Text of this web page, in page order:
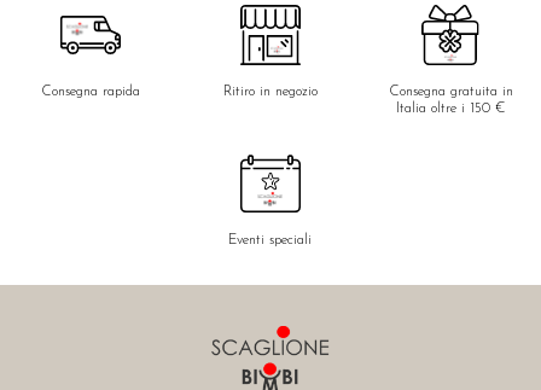
Consegna rapida Ritiro in negozio
Consegna gratuita in
Italia oltre i 150 €
Eventi speciali